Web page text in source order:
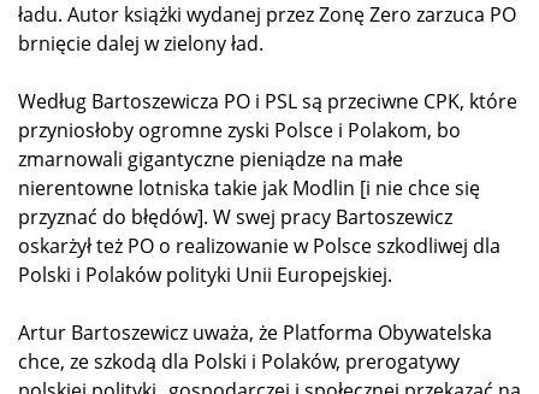
ładu. Autor książki wydanej przez Zonę Zero zarzuca PO
brnięcie dalej w zielony ład.
Według Bartoszewicza PO i PSL są przeciwne CPK, które
przyniosłoby ogromne zyski Polsce i Polakom, bo
zmarnowali gigantyczne pieniądze na małe
nierentowne lotniska takie jak Modlin [i nie chce się
przyznać do błędów]. W swej pracy Bartoszewicz
oskarżył też PO o realizowanie w Polsce szkodliwej dla
Polski i Polaków polityki Unii Europejskiej.
Artur Bartoszewicz uważa, że Platforma Obywatelska
chce, ze szkodą dla Polski i Polaków, prerogatywy